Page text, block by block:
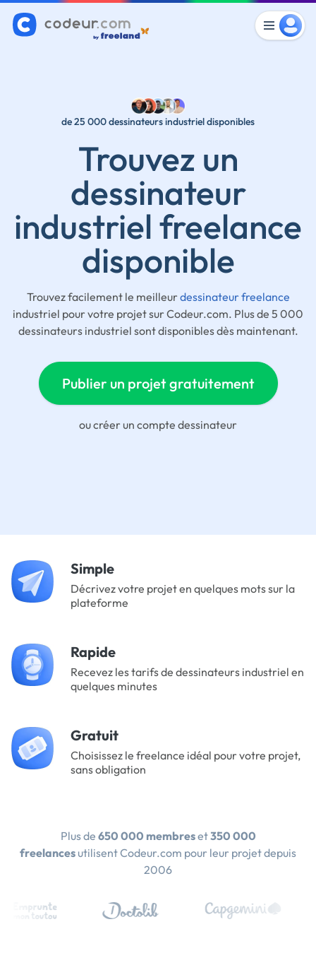
de 25 000 dessinateurs industriel disponibles
Trouvez un
dessinateur
industriel freelance
disponible
Trouvez facilement le meilleurdessinateur freelance
industriel pour votre projet sur Codeur.com. Plus de 5 000
dessinateurs industriel sont disponibles dès maintenant.
Publier un projet gratuitement
oucréer un compte dessinateur
Simple
Décrivez votre projet en quelques mots sur la
plateforme
Rapide
Recevez les tarifs de dessinateurs industriel en
quelques minutes
Gratuit
Choisissez le freelance idéal pour votre projet,
sans obligation
Plus de 650 000 membreset350 000
freelances utilisent Codeur.com pour leur projet depuis
2006